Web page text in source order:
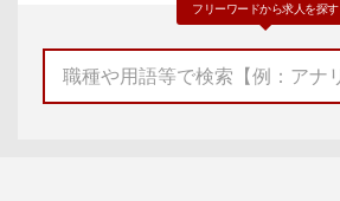
フリーワードから求人を探す